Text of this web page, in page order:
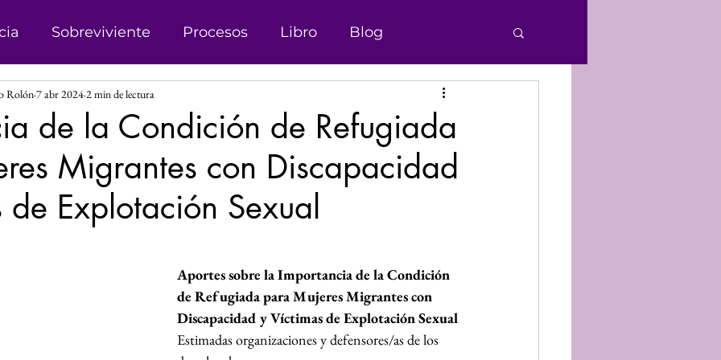
Sobreviviente Procesos Libro Blog
Campañas
Matrimonio Infantil Genero Derechos Humanos
Explotación sexual Líder
Justicia Social Revista Donaciones
Perspectiva de Género
de la Condición de Refugiada
Migrantes con Discapacidad
de Explotación Sexual
Rolón7 abr 2024 2 min de lectura
Aportes sobre la Importancia de la Condición
de Refugiada para Mujeres Migrantes con
Discapacidad y Víctimas de Explotación Sexual
Estimadas organizaciones y defensores/as de los